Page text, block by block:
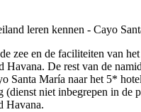
zee en de faciliteiten van
Havana. De rest van de
Santa María naar het 5*
niet inbegrepen in
Havana.